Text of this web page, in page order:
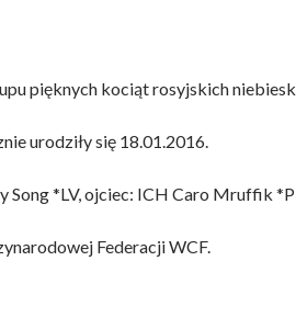
pięknych kociąt rosyjskich
urodziły się 18.01.2016.
Song *LV, ojciec: ICH Caro Mruffik
Federacji WCF.